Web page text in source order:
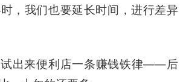
，我们也要延长时间，进行差异
出来便利店一条赚钱铁律——后